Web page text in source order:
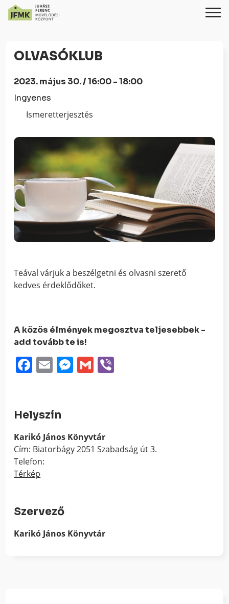
Content
navigációhozOLVASÓKLUB
2023. május 30. / 16:00 - 18:00
Ingyenes
Ismeretterjesztés
Teával várjuk a beszélgetni és olvasni szerető
kedves érdeklődőket.
A közös élmények megosztva teljesebbek -
add tovább te is!
Facebook
EmailMessenger
Gmail
Helyszín
Karikó János Könyvtár
Cím: Biatorbágy 2051 Szabadság út 3.
Telefon:
Térkép
Szervező
Karikó János Könyvtár